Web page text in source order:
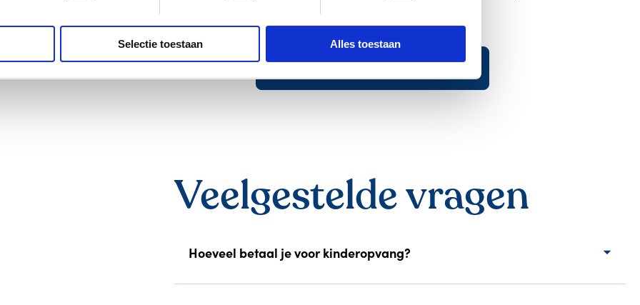
Selectie toestaan Alles toestaan
Meer over kinderopvangtoeslag
Veelgestelde vragen
Hoeveel betaal je voor kinderopvang?